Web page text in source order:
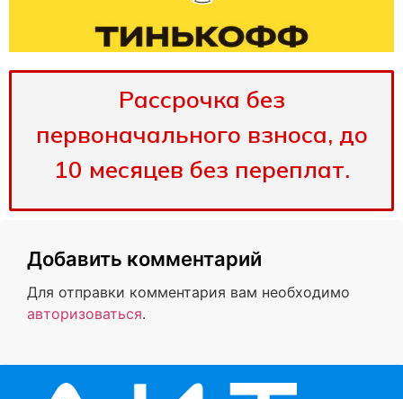
Рассрочка без
первоначального взноса, до
10 месяцев без переплат.
Добавить комментарий
Для отправки комментария вам необходимо
авторизоваться.